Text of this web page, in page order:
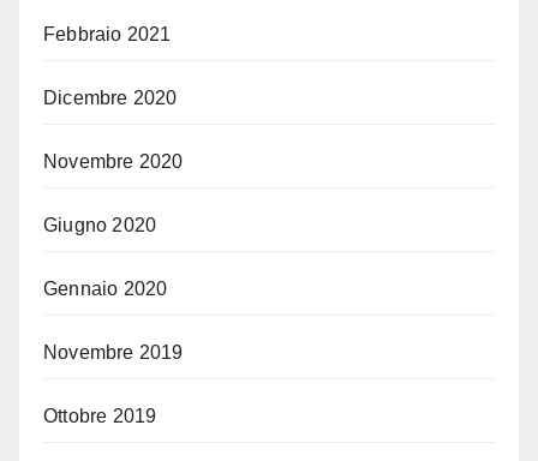
Febbraio 2021
Dicembre 2020
Novembre 2020
Giugno 2020
Gennaio 2020
Novembre 2019
Ottobre 2019